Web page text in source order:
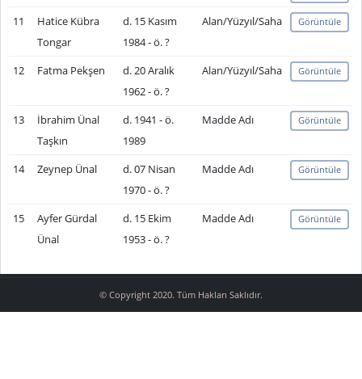
11
Hatice Kübra
Tongar
d. 15 Kasım
1984 - ö. ?
Alan/Yüzyıl/Saha Görüntüle
12 Fatma Pekşen
d. 20 Aralık
1962 - ö. ?
Alan/Yüzyıl/Saha Görüntüle
13
İbrahim Ünal
Taşkın
d. 1941 - ö.
1989
Madde Adı Görüntüle
14 Zeynep Ünal
d. 07 Nisan
1970 - ö. ?
Madde Adı Görüntüle
15
Ayfer Gürdal
Ünal
d. 15 Ekim
1953 - ö. ?
Madde Adı Görüntüle
© Copyright 2020. Tüm Hakları Saklıdır.